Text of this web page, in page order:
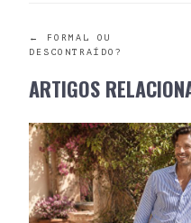
POST
NAVIGATION
←
FORMAL OU
DESCONTRAÍDO?
ARTIGOS